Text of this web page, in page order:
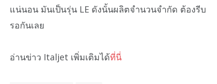
แน่นอน มันเป็นรุ่น LE ดังนั้นผลิตจำนวนจำกัด ต้องรีบ
รอกันเลย
อ่านข่าว Italjet เพิ่มเติมได้ที่นี่